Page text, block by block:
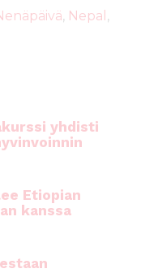
, Nepal ,
yhdisti
Etiopian
kanssa